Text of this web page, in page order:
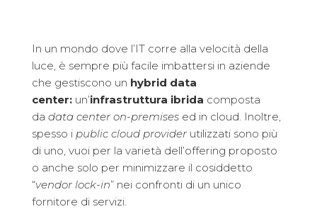
In un mondo dove l’IT corre alla velocità della
luce, è sempre più facile imbattersi in aziende
che gestiscono un hybrid data
center:un’infrastruttura ibrida composta
da data center on-premisesed in cloud. Inoltre,
spesso i public cloud providerutilizzati sono più
di uno, vuoi per la varietà dell’offering proposto
o anche solo per minimizzare il cosiddetto
“vendor lock-in” nei confronti di un unico
fornitore di servizi.